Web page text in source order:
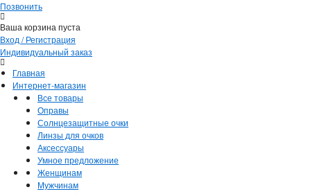
Позвонить
Ваша корзина пуста
Вход / Регистрация
Индивидуальный заказ
Главная
Интернет-магазин
Все товары
Оправы
Солнцезащитные очки
Линзы для очков
Аксессуары
Умное предложение
Женщинам
Мужчинам